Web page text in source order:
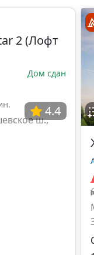
4.4
2 (Лофт
Дом сдан
ш.,